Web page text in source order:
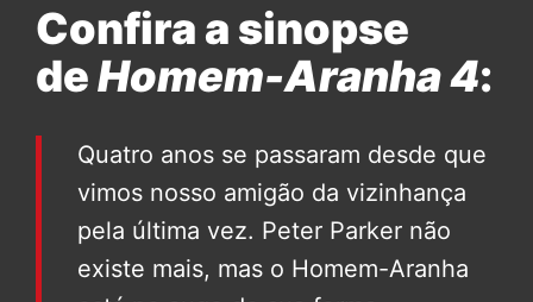
Confira a sinopse
deHomem-Aranha 4:
Quatro anos se passaram desde que
vimos nosso amigão da vizinhança
pela última vez. Peter Parker não
existe mais, mas o Homem-Aranha